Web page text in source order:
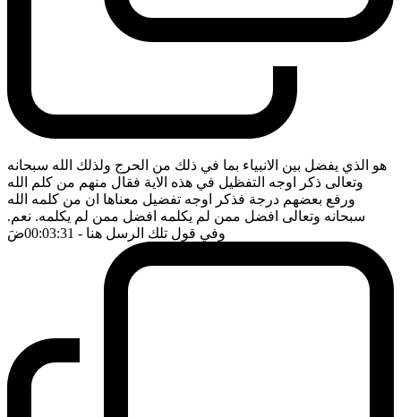
هو الذي يفضل بين الانبياء بما في ذلك من الحرج ولذلك الله سبحانه
وتعالى ذكر اوجه التفظيل في هذه الاية فقال منهم من كلم الله
ورفع بعضهم درجة فذكر اوجه تفضيل معناها ان من كلمه الله
سبحانه وتعالى افضل ممن لم يكلمه افضل ممن لم يكلمه. نعم.
وفي قول تلك الرسل هنا - 00:03:31 ضَ